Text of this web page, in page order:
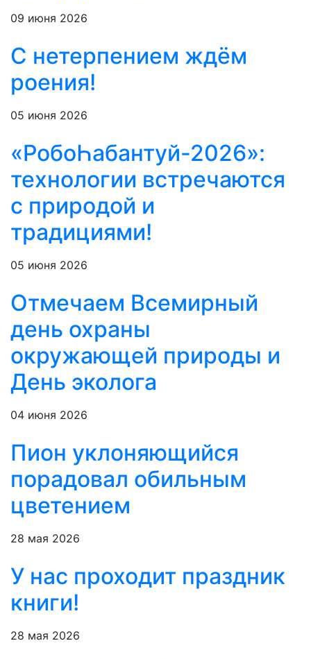
09 июня 2026
С нетерпением ждём
роения!
05 июня 2026
«РобоҺабантуй-2026»:
технологии встречаются
с природой и
традициями!
05 июня 2026
Отмечаем Всемирный
день охраны
окружающей природы и
День эколога
04 июня 2026
Пион уклоняющийся
порадовал обильным
цветением
28 мая 2026
У нас проходит праздник
книги!
28 мая 2026